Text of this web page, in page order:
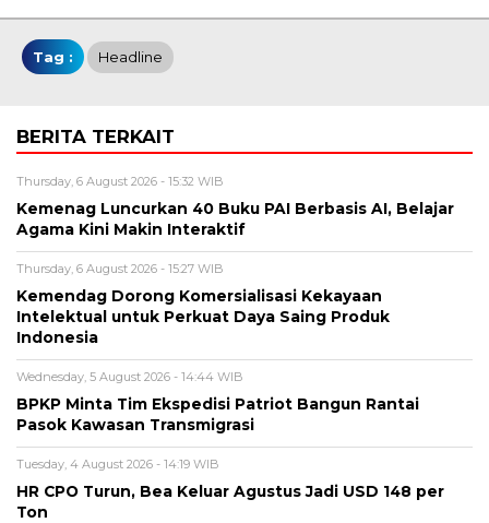
Tag : Headline
BERITA TERKAIT
Thursday, 6 August 2026 - 15:32 WIB
Kemenag Luncurkan 40 Buku PAI Berbasis AI, Belajar
Agama Kini Makin Interaktif
Thursday, 6 August 2026 - 15:27 WIB
Kemendag Dorong Komersialisasi Kekayaan
Intelektual untuk Perkuat Daya Saing Produk
Indonesia
Wednesday, 5 August 2026 - 14:44 WIB
BPKP Minta Tim Ekspedisi Patriot Bangun Rantai
Pasok Kawasan Transmigrasi
Tuesday, 4 August 2026 - 14:19 WIB
HR CPO Turun, Bea Keluar Agustus Jadi USD 148 per
Ton